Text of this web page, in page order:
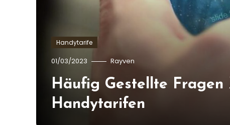
Handytarife
01/03/2023 Rayven
Häufig Gestellte Fragen
Handytarifen